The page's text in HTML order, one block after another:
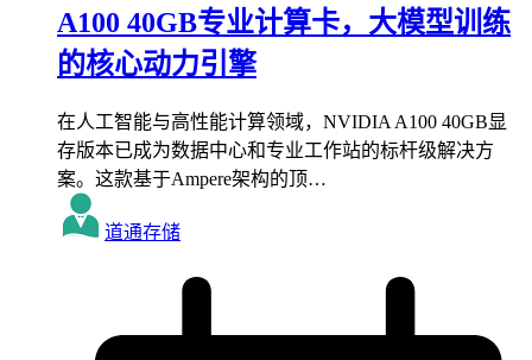
A100 40GB专业计算卡，大模型训练
的核心动力引擎
在人工智能与高性能计算领域，NVIDIA A100 40GB显
存版本已成为数据中心和专业工作站的标杆级解决方
案。这款基于Ampere架构的顶…
道通存储